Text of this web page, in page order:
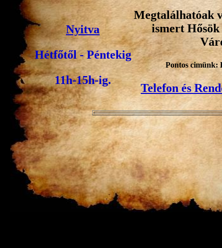
Nyitva
Hétfőtől - Péntekig
11h-15h-ig.
Megtalálhatóak
ismert
Pontos cimünk:
Telefon és